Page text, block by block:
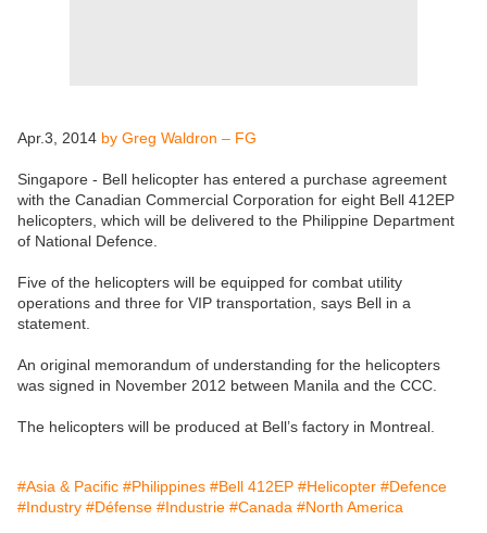
Apr.3, 2014 by Greg Waldron – FG
Singapore - Bell helicopter has entered a purchase agreement
with the Canadian Commercial Corporation for eight Bell 412EP
helicopters, which will be delivered to the Philippine Department
of National Defence.
Five of the helicopters will be equipped for combat utility
operations and three for VIP transportation, says Bell in a
statement.
An original memorandum of understanding for the helicopters
was signed in November 2012 between Manila and the CCC.
The helicopters will be produced at Bell’s factory in Montreal.
#Asia & Pacific #Philippines #Bell 412EP #Helicopter #Defence
#Industry #Défense #Industrie #Canada #North America